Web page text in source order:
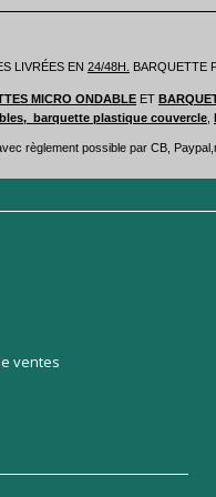
LIVRÉES EN 24/48H. BARQUETTE
MICRO ONDABLE ET
barquette plastique couvercle
règlement possible par CB,
ventes